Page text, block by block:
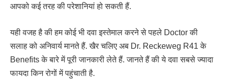
आपको कई तरह की परेशानियां हो सकती हैं.
यही वजह है की हम कोई भी दवा इस्तेमाल करने से पहले Doctor की
सलाह को अनिवार्य मानते हैं. खैर चलिए अब Dr. Reckeweg R41 के
Benefits के बारे में पूरी जानकारी लेते हैं. जानते हैं की ये दवा सबसे ज्यादा
फायदा किन रोगों में पहुंचाती है.